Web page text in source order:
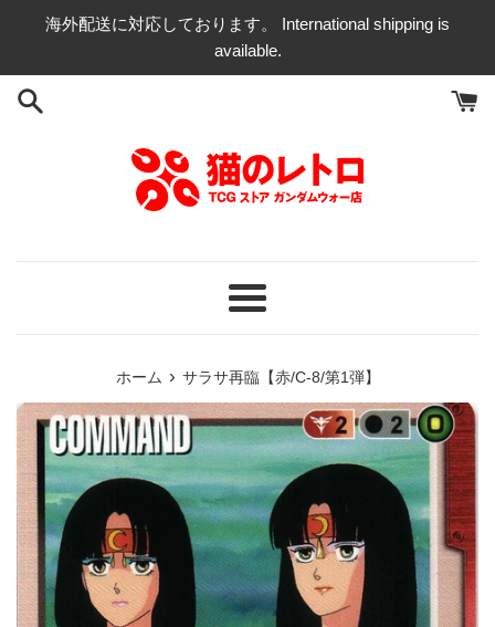
海外配送に対応しております。 International shipping is
available.
メ
ー
ホーム › サラサ再臨【赤/C-8/第1弾】